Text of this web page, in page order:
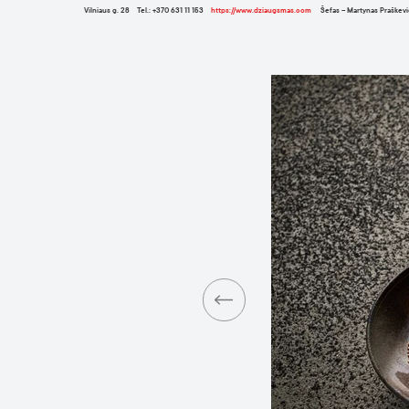
Vilniaus g. 28 Tel.: +370 631 11 153 https://www.dziaugsmas.com Šefas – Martynas